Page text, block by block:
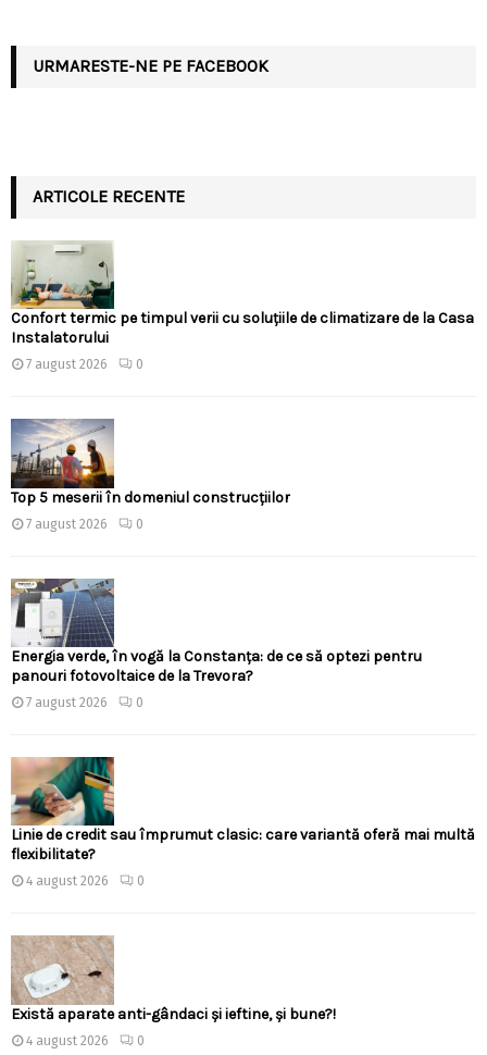
URMARESTE-NE PE FACEBOOK
ARTICOLE RECENTE
Confort termic pe timpul verii cu soluțiile de climatizare de la Casa
Instalatorului
7 august 2026 0
Top 5 meserii în domeniul construcțiilor
7 august 2026 0
Energia verde, în vogă la Constanța: de ce să optezi pentru
panouri fotovoltaice de la Trevora?
7 august 2026 0
Linie de credit sau împrumut clasic: care variantă oferă mai multă
flexibilitate?
4 august 2026 0
Există aparate anti-gândaci și ieftine, și bune?!
4 august 2026 0